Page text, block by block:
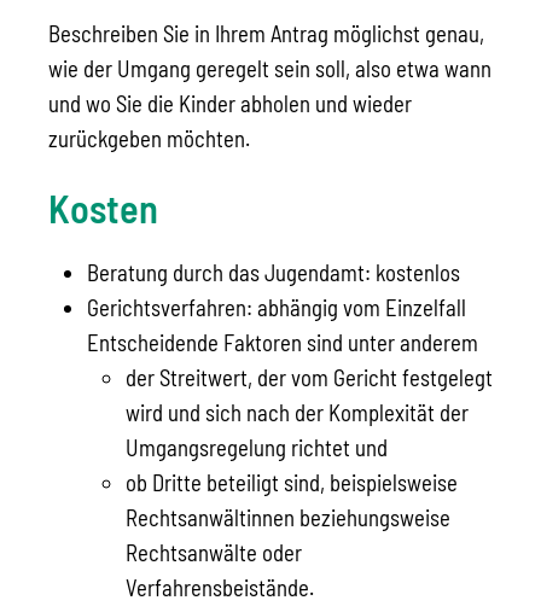
Beschreiben Sie in Ihrem Antrag möglichst genau,
wie der Umgang geregelt sein soll, also etwa wann
und wo Sie die Kinder abholen und wieder
zurückgeben möchten.
Kosten
Beratung durch das Jugendamt: kostenlos
Gerichtsverfahren: abhängig vom Einzelfall
Entscheidende Faktoren sind unter anderem
der Streitwert, der vom Gericht festgelegt
wird und sich nach der Komplexität der
Umgangsregelung richtet und
ob Dritte beteiligt sind, beispielsweise
Rechtsanwältinnen beziehungsweise
Rechtsanwälte oder
Verfahrensbeistände.